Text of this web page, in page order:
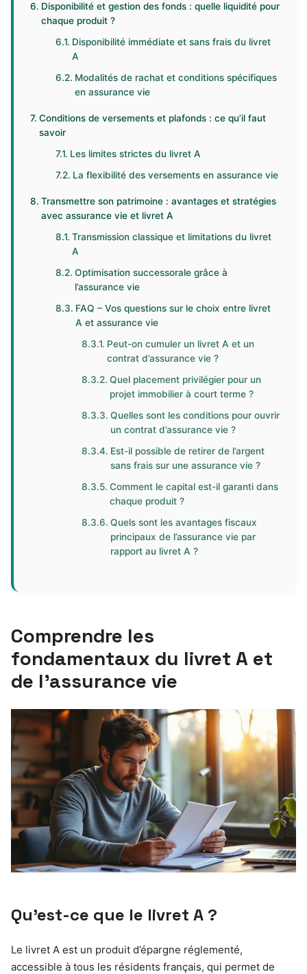
Disponibilité et gestion des fonds : quelle liquidité pour
chaque produit ?
Disponibilité immédiate et sans frais du livret
A
Modalités de rachat et conditions spécifiques
en assurance vie
Conditions de versements et plafonds : ce qu’il faut
savoir
Les limites strictes du livret A
La flexibilité des versements en assurance vie
Transmettre son patrimoine : avantages et stratégies
avec assurance vie et livret A
Transmission classique et limitations du livret
A
Optimisation successorale grâce à
l’assurance vie
FAQ – Vos questions sur le choix entre livret
A et assurance vie
Peut-on cumuler un livret A et un
contrat d’assurance vie ?
Quel placement privilégier pour un
projet immobilier à court terme ?
Quelles sont les conditions pour ouvrir
un contrat d’assurance vie ?
Est-il possible de retirer de l’argent
sans frais sur une assurance vie ?
Comment le capital est-il garanti dans
chaque produit ?
Quels sont les avantages fiscaux
principaux de l’assurance vie par
rapport au livret A ?
Comprendre les
fondamentaux du livret A et
de l’assurance vie
Qu’est-ce que le livret A ?
Le livret A est un produit d’épargne réglementé,
accessible à tous les résidents français, qui permet de